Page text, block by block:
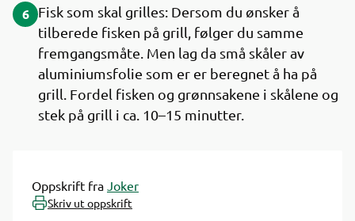
6 Fisk som skal grilles: Dersom du ønsker å
tilberede fisken på grill, følger du samme
fremgangsmåte. Men lag da små skåler av
aluminiumsfolie som er er beregnet å ha på
grill. Fordel fisken og grønnsakene i skålene og
stek på grill i ca. 10–15 minutter.
Oppskrift fra Joker
Skriv ut oppskrift